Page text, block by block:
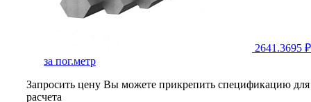
2641.3695 ₽
за пог.метр
Запросить цену Вы можете прикрепить спецификацию для
расчета